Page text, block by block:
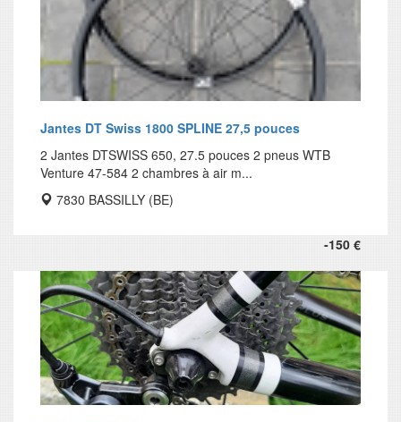
Jantes DT Swiss 1800 SPLINE 27,5 pouces
2 Jantes DTSWISS 650, 27.5 pouces 2 pneus WTB
Venture 47-584 2 chambres à air m...
7830 BASSILLY (BE)
-150 €